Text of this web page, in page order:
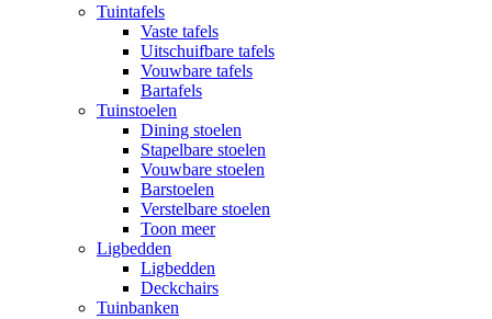
Tuintafels
Vaste tafels
Uitschuifbare tafels
Vouwbare tafels
Bartafels
Tuinstoelen
Dining stoelen
Stapelbare stoelen
Vouwbare stoelen
Barstoelen
Verstelbare stoelen
Toon meer
Ligbedden
Ligbedden
Deckchairs
Tuinbanken